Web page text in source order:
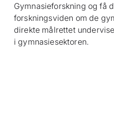
Gymnasieforskning og få
forskningsviden om de
direkte målrettet
i gymnasiesektoren.